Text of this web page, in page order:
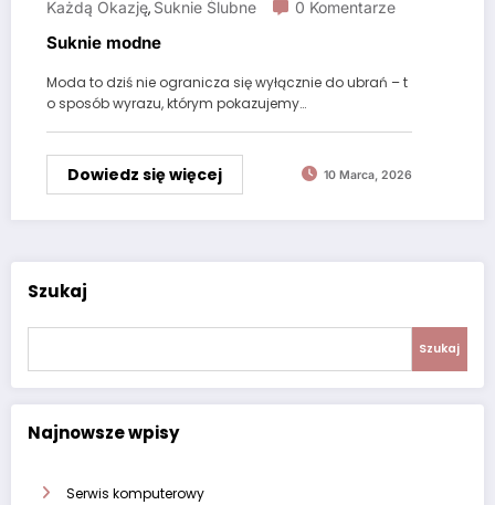
Każdą Okazję, Suknie Ślubne 0 Komentarze
Suknie modne
Moda to dziś nie ogranicza się wyłącznie do ubrań – t
o sposób wyrazu, którym pokazujemy…
Dowiedz się więcej 10 Marca, 2026
Szukaj
Szukaj
Najnowsze wpisy
Serwis komputerowy